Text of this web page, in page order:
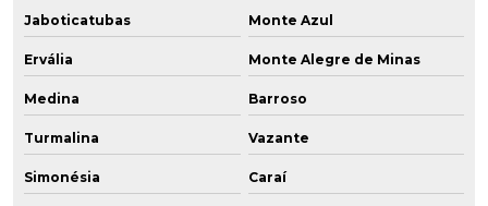
Jaboticatubas Monte Azul
Ervália Monte Alegre de Minas
Medina Barroso
Turmalina Vazante
Simonésia Caraí